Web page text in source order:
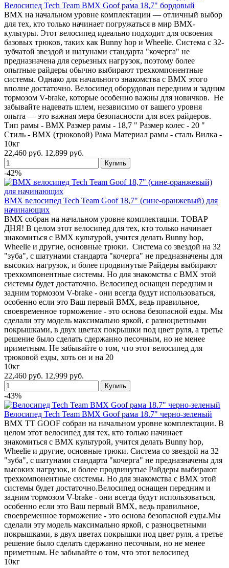
Велосипед Tech Team BMX Goof рама 18,7" бордовый
BMX на начальном уровне комплектации — отличный выбор
для тех, кто только начинает погружаться в мир BMX-
культуры. Этот велосипед идеально подходит для освоения
базовых трюков, таких как Bunny hop и Wheelie. Система с 32-
зубчатой звездой и шатунами стандарта "кочерга" не
предназначена для серьезных нагрузок, поэтому более
опытные райдеры обычно выбирают трехкомпонентные
системы. Однако для начального знакомства с BMX этого
вполне достаточно. Велосипед оборудован передним и задним
тормозом V-brake, которые особенно важны для новичков. Не
забывайте надевать шлем, независимо от вашего уровня
опыта — это важная мера безопасности для всех райдеров.
Тип рамы - BMX Размер рамы - 18,7 " Размер колес - 20 "
Стиль - BMX (трюковой) Рама Материал рамы - сталь Вилка -
10кг
22,460 руб. 12,899 руб.
-42%
BMX велосипед Tech Team Goof 18,7" (сине-оранжевый) для
начинающих
BMX собран на начальном уровне комплектации. ТОВАР
ДНЯ! В целом этот велосипед для тех, кто только начинает
знакомиться с BMX культурой, учится делать Bunny hop,
Wheelie и другие, основные трюки. Система со звездой на 32
"зуба", с шатунами стандарта "кочерга" не предназначены для
высоких нагрузок, и более продвинутые Райдеры выбирают
трехкомпонентные системы. Но для знакомства с BMX этой
системы будет достаточно. Велосипед оснащен передним и
задним тормозом V-brake - они всегда будут использоваться,
особенно если это Ваш первый BMX, ведь правильное,
своевременное торможение - это основа безопасной езды. Мы
сделали эту модель максимально яркой, с разноцветными
покрышками, в двух цветах покрышки под цвет руля, а третье
решение было сделать сдержанно песочным, но не менее
приметным. Не забывайте о том, что этот велосипед для
трюковой езды, хоть он и на 20
10кг
22,460 руб. 12,999 руб.
-43%
Велосипед Tech Team BMX Goof рама 18.7" черно-зеленый
BMX TT GOOF собран на начальном уровне комплектации. В
целом этот велосипед для тех, кто только начинает
знакомиться с BMX культурой, учится делать Bunny hop,
Wheelie и другие, основные трюки. Система со звездой на 32
"зуба", с шатунами стандарта "кочерга" не предназначены для
высоких нагрузок, и более продвинутые Райдеры выбирают
трехкомпонентные системы. Но для знакомства с BMX этой
системы будет достаточно.Велосипед оснащен передним и
задним тормозом V-brake - они всегда будут использоваться,
особенно если это Ваш первый BMX, ведь правильное,
своевременное торможение - это основа безопасной езды.Мы
сделали эту модель максимально яркой, с разноцветными
покрышками, в двух цветах покрышки под цвет руля, а третье
решение было сделать сдержанно песочным, но не менее
приметным. Не забывайте о том, что этот велосипед
10кг